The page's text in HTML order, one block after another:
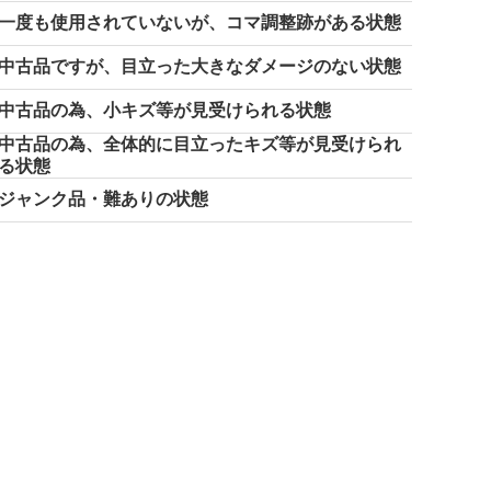
度も使用されていないが、コマ調整跡がある状態
中古品ですが、目立った大きなダメージのない状態
中古品の為、小キズ等が見受けられる状態
中古品の為、全体的に目立ったキズ等が見受けられ
る状態
ジャンク品・難ありの状態